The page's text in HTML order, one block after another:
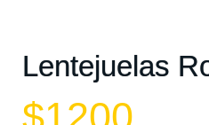
Lentejuelas